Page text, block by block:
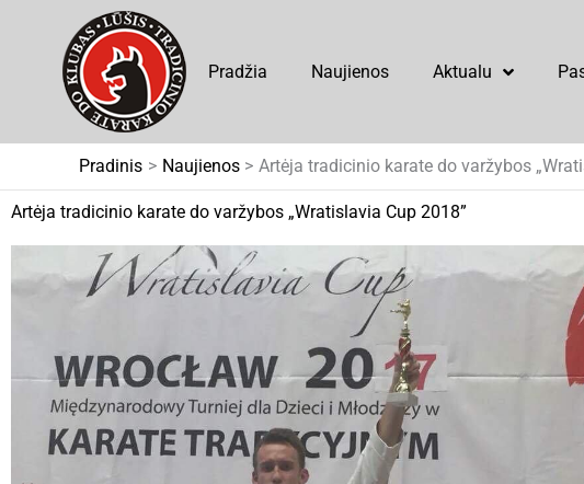
Pradžia Naujienos Aktualu
Pradinis Naujienos Artėja tradicinio karate do varžybos
Artėja tradicinio karate do varžybos „Wratislavia Cup 2018”